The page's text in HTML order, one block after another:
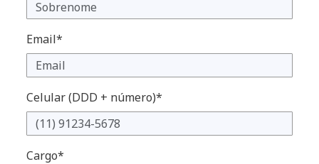
Email*
Celular (DDD + número)*
Cargo*